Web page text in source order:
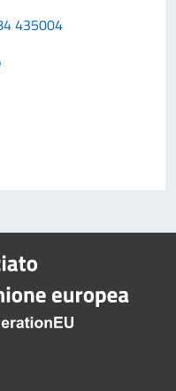
435004